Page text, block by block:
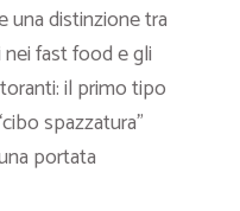
una distinzione tra
fast food e gli
il primo tipo
spazzatura”
portata